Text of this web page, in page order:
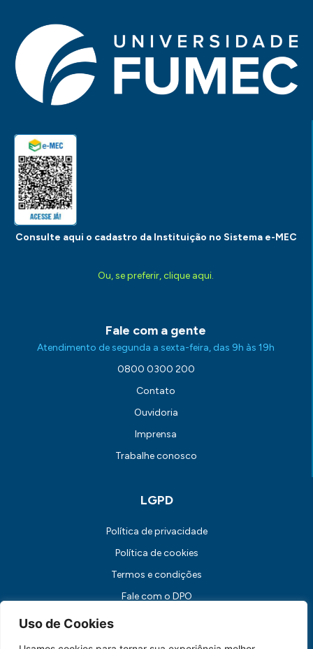
Uso de Cookies
Consulte aqui o cadastro da Instituição no Sistema e-MEC
Ou, se preferir, clique aqui.
Fale com a gente
Atendimento de segunda a sexta-feira, das 9h às 19h
0800 0300 200
Contato
Ouvidoria
Imprensa
Trabalhe conosco
LGPD
Política de privacidade
Política de cookies
Termos e condições
Fale com o DPO
Canal de Comunicação com os Titulares dos Dados